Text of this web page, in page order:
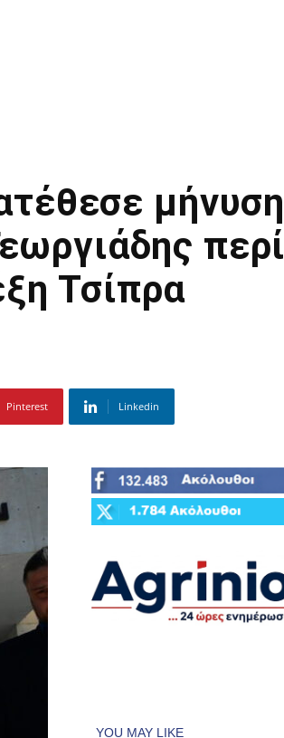
μήνυση
περί
Τσίπρα
Pinterest Linkedin